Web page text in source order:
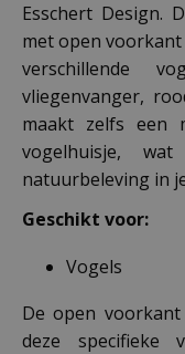
Esschert Design.
met open
verschillende
vliegenvanger,
maakt zelfs een
vogelhuisje,
natuurbeleving in
Geschikt voor:
Vogels
De open
deze specifieke